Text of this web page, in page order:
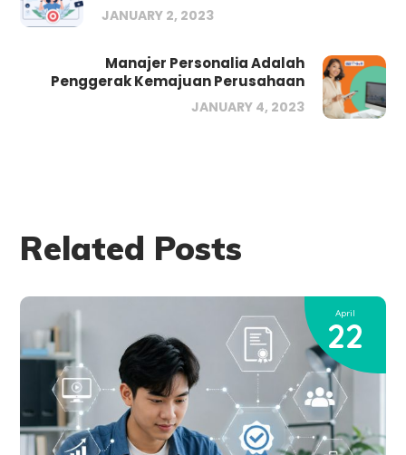
JANUARY 2, 2023
Manajer Personalia Adalah
Penggerak Kemajuan Perusahaan
JANUARY 4, 2023
Related Posts
April
22